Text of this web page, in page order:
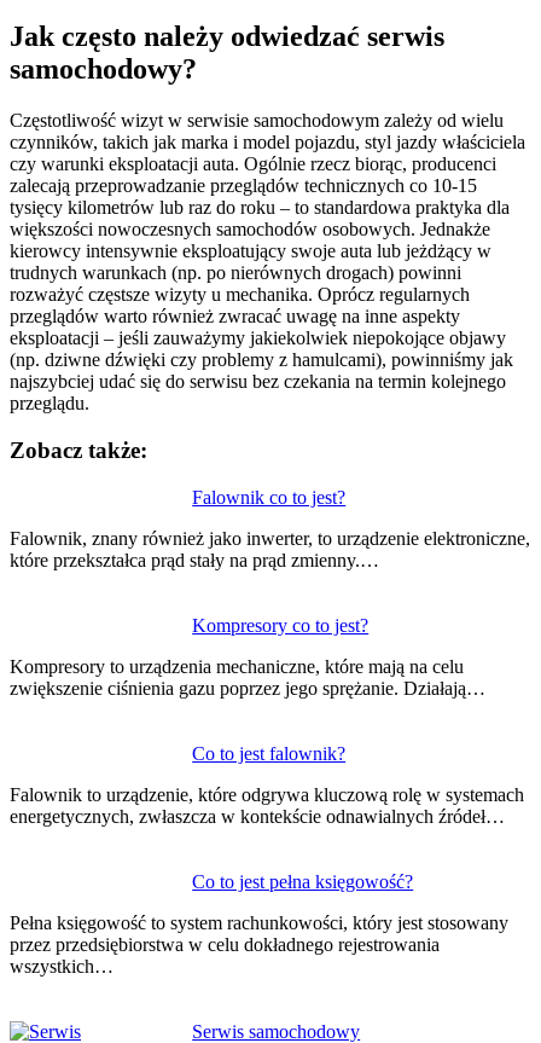
Jak często należy odwiedzać serwis
samochodowy?
Częstotliwość wizyt w serwisie samochodowym zależy od wielu
czynników, takich jak marka i model pojazdu, styl jazdy właściciela
czy warunki eksploatacji auta. Ogólnie rzecz biorąc, producenci
zalecają przeprowadzanie przeglądów technicznych co 10-15
tysięcy kilometrów lub raz do roku – to standardowa praktyka dla
większości nowoczesnych samochodów osobowych. Jednakże
kierowcy intensywnie eksploatujący swoje auta lub jeżdżący w
trudnych warunkach (np. po nierównych drogach) powinni
rozważyć częstsze wizyty u mechanika. Oprócz regularnych
przeglądów warto również zwracać uwagę na inne aspekty
eksploatacji – jeśli zauważymy jakiekolwiek niepokojące objawy
(np. dziwne dźwięki czy problemy z hamulcami), powinniśmy jak
najszybciej udać się do serwisu bez czekania na termin kolejnego
przeglądu.
Zobacz także:
Falownik co to jest?
Falownik, znany również jako inwerter, to urządzenie elektroniczne,
które przekształca prąd stały na prąd zmienny.…
Kompresory co to jest?
Kompresory to urządzenia mechaniczne, które mają na celu
zwiększenie ciśnienia gazu poprzez jego sprężanie. Działają…
Co to jest falownik?
Falownik to urządzenie, które odgrywa kluczową rolę w systemach
energetycznych, zwłaszcza w kontekście odnawialnych źródeł…
Co to jest pełna księgowość?
Pełna księgowość to system rachunkowości, który jest stosowany
przez przedsiębiorstwa w celu dokładnego rejestrowania
wszystkich…
Serwis samochodowy
wpisu